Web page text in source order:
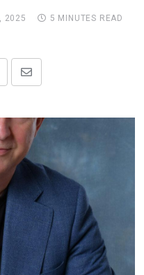
2025
5 MINUTES READ
Share
Email